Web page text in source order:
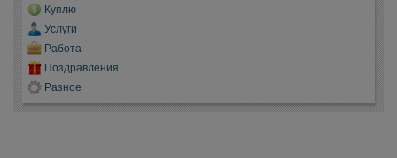
Куплю
Услуги
Работа
Поздравления
Разное